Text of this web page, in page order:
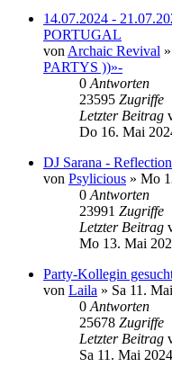
14.07.2024 -
PORTUGAL
von Archaic Revival »
PARTYS ))»-
0 Antworten
23595 Zugriffe
Letzter Beitrag
Do 16. Mai
DJ Sarana - Reflection
von Psylicious » Mo
0 Antworten
23991 Zugriffe
Letzter Beitrag
Mo 13. Mai
Party-Kollegin
von Laila » Sa 11.
0 Antworten
25678 Zugriffe
Letzter Beitrag
Sa 11. Mai